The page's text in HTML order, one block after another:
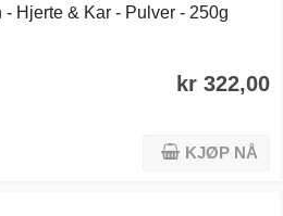
Hjerte & Kar - Pulver - 250g
kr 322,00
KJØP NÅ